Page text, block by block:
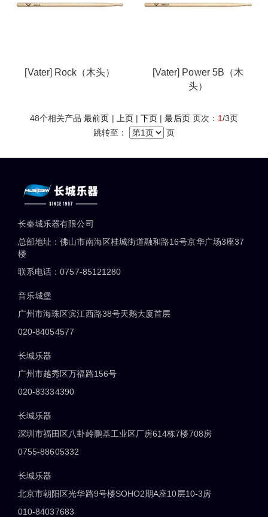
[Vater] Rock（木头）
[Vater] Power 5B（木
头）
48个相关产品最前页 | 上页|下页 |最后页页次： 1/3页
跳转至：
页
长秦城乐器有限公司
总部地址：佛山市南海区桂城街道融和路16号京华广场3座37
楼
联系电话：0757-85121280
音乐城堡
广州市海珠区滨江西路38号天鹅大厦首层
020-84054577
长城乐器
广州市越秀区万福路156号
020-83334390
长城乐器
深圳市福田区八卦岭鹏基工业区厂房614栋7楼708房
0755-88605332
长城乐器
北京市朝阳区光华路9号楼SOHO2期A座10层10-3房
010-84037683